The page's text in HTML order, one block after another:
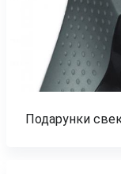
Подарунки